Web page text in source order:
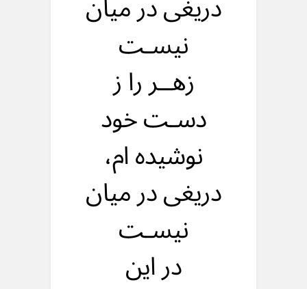
نیسـت
زهــر را ز
دسـت خود
نوشیده ام،
دریغی در میان
نیسـت
در این